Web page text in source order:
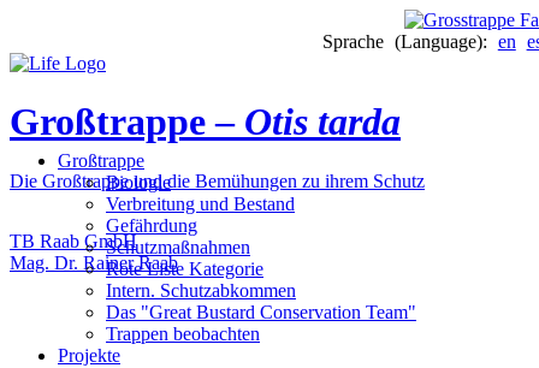
Sprache (Language): en
Großtrappe – Otis tarda
Die Großtrappe und die Bemühungen zu ihrem Schutz
TB Raab GmbH
Mag. Dr. Rainer Raab
Großtrappe
Biologie
Verbreitung und Bestand
Gefährdung
Schutzmaßnahmen
Rote Liste Kategorie
Intern. Schutzabkommen
Das "Great Bustard Conservation Team"
Trappen beobachten
Projekte